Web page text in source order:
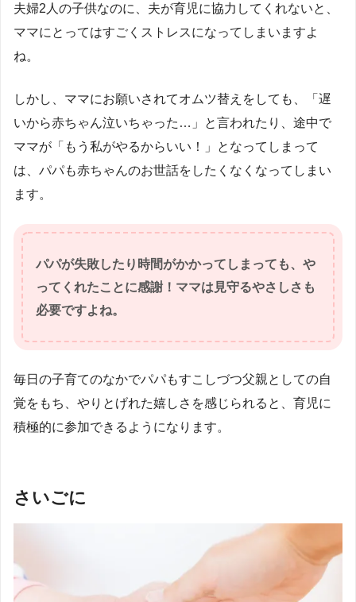
夫婦2人の子供なのに、夫が育児に協力してくれないと、
ママにとってはすごくストレスになってしまいますよ
ね。
しかし、ママにお願いされてオムツ替えをしても、「遅
いから赤ちゃん泣いちゃった…」と言われたり、途中で
ママが「もう私がやるからいい！」となってしまって
は、パパも赤ちゃんのお世話をしたくなくなってしまい
ます。
パパが失敗したり時間がかかってしまっても、 や
ってくれたことに感謝！ママは見守るやさしさも
必要ですよね。
毎日の子育てのなかでパパもすこしづつ父親としての自
覚をもち、やりとげれた嬉しさを感じられると、育児に
積極的に参加できるようになります。
さいごに